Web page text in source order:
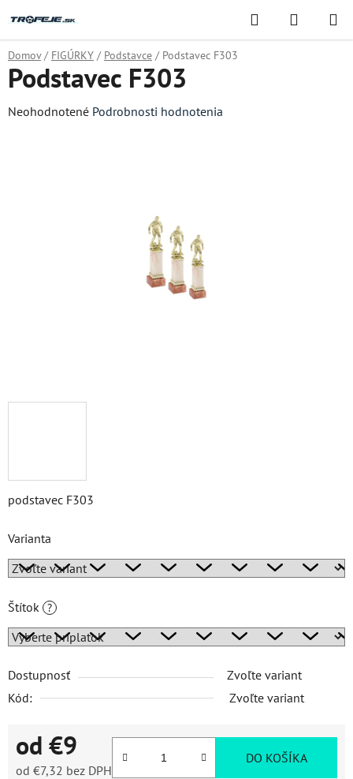
na
obsah
Hľadať
KOŠÍK
Domov / FIGÚRKY / Podstavce / Podstavec F303
podstavec F303
Varianta
Štítok ?
Dostupnosť
Zvoľte variant
Kód:
Zvoľte variant
od €9
od €7,32 bez DPH
DO KOŠÍKA
Podstavec F303
Priemerné
Neohodnotené Podrobnosti hodnotenia